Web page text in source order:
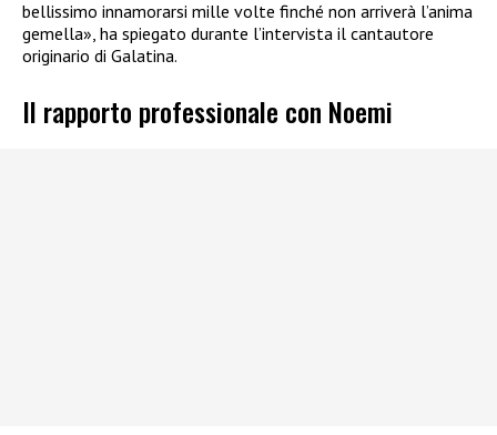
bellissimo innamorarsi mille volte finché non arriverà l’anima
gemella», ha spiegato durante l’intervista il cantautore
originario di Galatina.
Il rapporto professionale con Noemi